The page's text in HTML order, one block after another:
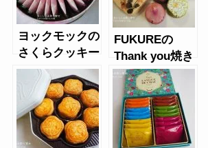
ヨックモックの
さくらクッキー
FUKUREの
Thank you焼き
菓子セット